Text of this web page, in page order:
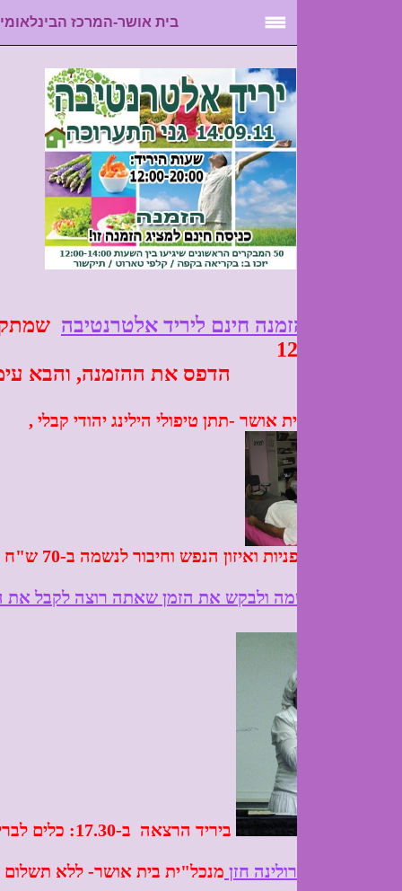
בית אושר-המרכז הבינלאומי לל...
חינם ליריד אלטרנטיבהשמתקיים יום ד'
ההזמנה, והבא עימך ליריד
אושר -תתן טיפולי הילינג יהודי קבלי ,
לריפוי בעיות גופניות ואיזון הנפש וחיבור לנשמה ב-70 ש"ח במקום ב-230
ולבקש את הזמן שאתה רוצה לקבל את הטיפול.
ביריד הרצאה ב-17.30: כלים לבריאת ניסים
מנכל"ית בית אושר- ללא תשלום